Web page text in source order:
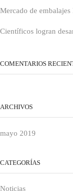
Mercado de
Científicos logran
COMENTARIOS
ARCHIVOS
mayo 2019
CATEGORÍAS
Noticias